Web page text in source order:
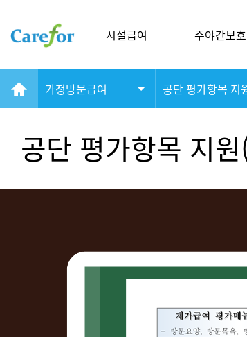
시설급여 주야간보
가정방문급여 공단 평가항목 지
공단 평가항목 지